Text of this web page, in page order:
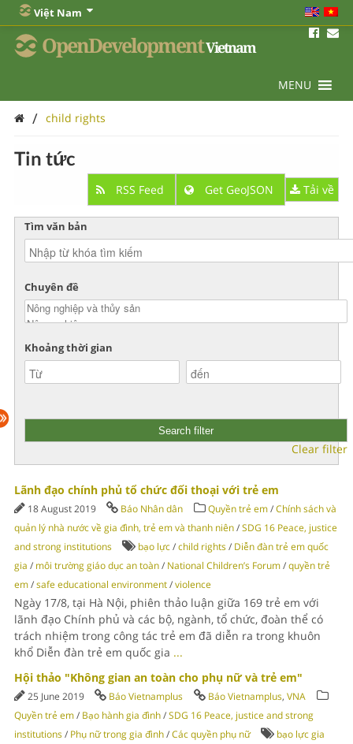
Việt Nam
OpenDevelopmentVietnam
MENU
/ child rights
Tin tức
RSS Feed Get GeoJSON Tải về
Tìm văn bản
Chuyên đề
Khoảng thời gian
Clear filter
Lãnh đạo chính phủ tổ chức đối thoại với trẻ em
18 August 2019 Báo Nhân dân Quyền trẻ em/Chính sách và
quản lý nhà nước về gia đình, trẻ em và thanh niên/SDG 16 Peace, justice
and strong institutions
bạo lực/child rights/ Diễn đàn trẻ em quốc
gia / môi trường giáo dục an toàn/ National Children’s Forum/quyền trẻ
em/safe educational environment/violence
Ngày 17/8, tại Hà Nội, phiên thảo luận giữa 169 trẻ em với
lãnh đạo Chính phủ và các bộ, ngành, tổ chức, đoàn thể có
trách nhiệm trong công tác trẻ em đã diễn ra trong khuôn
khổ Diễn đàn trẻ em quốc gia ...
Hội thảo "Không gian an toàn cho phụ nữ và trẻ em"
25 June 2019 Báo Vietnamplus Báo Vietnamplus, VNA
Quyền trẻ em/ Bạo hành gia đình/SDG 16 Peace, justice and strong
institutions/ Phụ nữ trong gia đình/Các quyền phụ nữ
bạo lực gia